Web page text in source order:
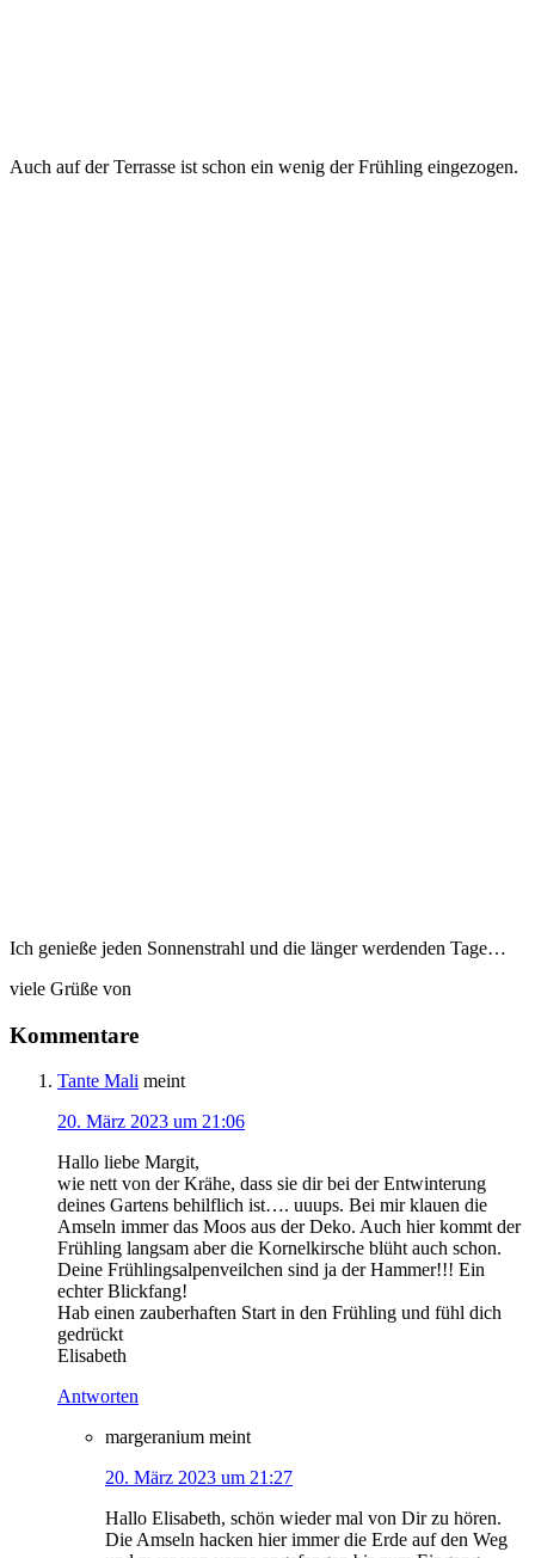
Auch auf der Terrasse ist schon ein wenig der Frühling eingezogen.
Ich genieße jeden Sonnenstrahl und die länger werdenden Tage…
viele Grüße von
Kommentare
Tante Mali meint
20. März 2023 um 21:06
Hallo liebe Margit,
wie nett von der Krähe, dass sie dir bei der Entwinterung
deines Gartens behilflich ist…. uuups. Bei mir klauen die
Amseln immer das Moos aus der Deko. Auch hier kommt der
Frühling langsam aber die Kornelkirsche blüht auch schon.
Deine Frühlingsalpenveilchen sind ja der Hammer!!! Ein
echter Blickfang!
Hab einen zauberhaften Start in den Frühling und fühl dich
gedrückt
Elisabeth
Antworten
margeranium meint
20. März 2023 um 21:27
Hallo Elisabeth, schön wieder mal von Dir zu hören.
Die Amseln hacken hier immer die Erde auf den Weg